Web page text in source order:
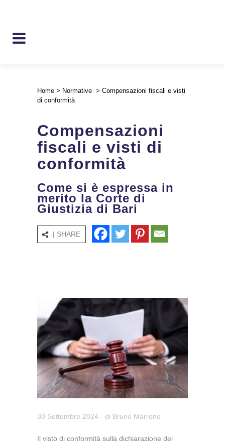
Home > Normative > Compensazioni fiscali e visti
di conformità
Compensazioni
fiscali e visti di
conformità
Come si è espressa in
merito la Corte di
Giustizia di Bari
| SHARE
30 Settembre 2024 - di Bruno Marrone
Il visto di conformità sulla dichiarazione dei